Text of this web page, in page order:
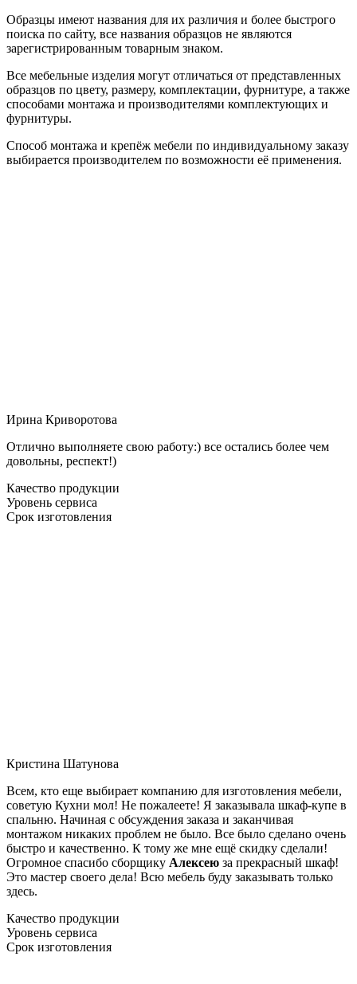
Образцы имеют названия для их различия и более быстрого
поиска по сайту, все названия образцов не являются
зарегистрированным товарным знаком.
Все мебельные изделия могут отличаться от представленных
образцов по цвету, размеру, комплектации, фурнитуре, а также
способами монтажа и производителями комплектующих и
фурнитуры.
Способ монтажа и крепёж мебели по индивидуальному заказу
выбирается производителем по возможности её применения.
Ирина Криворотова
Отлично выполняете свою работу:) все остались более чем
довольны, респект!)
Качество продукции
Уровень сервиса
Срок изготовления
Кристина Шатунова
Всем, кто еще выбирает компанию для изготовления мебели,
советую Кухни мол! Не пожалеете! Я заказывала шкаф-купе в
спальню. Начиная с обсуждения заказа и заканчивая
монтажом никаких проблем не было. Все было сделано очень
быстро и качественно. К тому же мне ещё скидку сделали!
Огромное спасибо сборщику Алексею за прекрасный шкаф!
Это мастер своего дела! Всю мебель буду заказывать только
здесь.
Качество продукции
Уровень сервиса
Срок изготовления